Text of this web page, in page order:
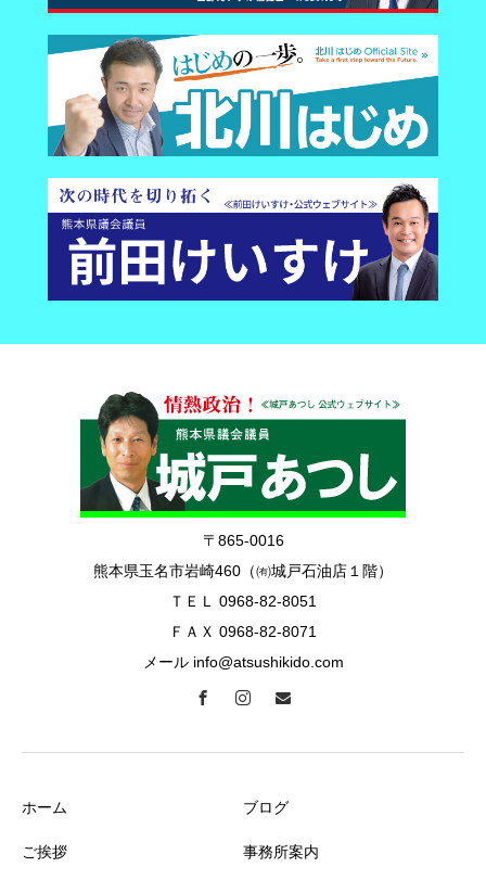
〒865-0016
熊本県玉名市岩崎460（㈲城戸石油店１階）
ＴＥＬ 0968-82-8051
ＦＡＸ 0968-82-8071
メール info@atsushikido.com
ホーム
ご挨拶
ブログ
事務所案内